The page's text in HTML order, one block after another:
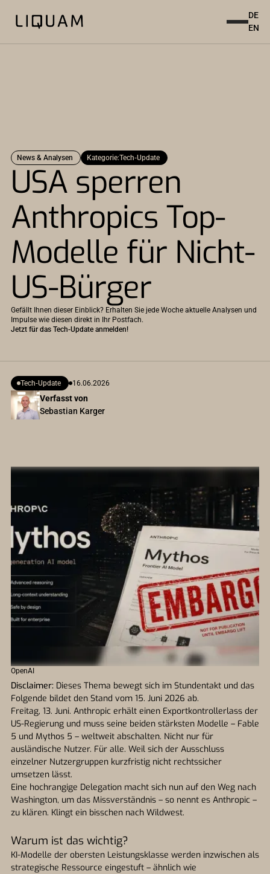
DE
EN
News & Analysen Kategorie:Tech-Update
USA sperren
Anthropics Top-
Modelle für Nicht-
US-Bürger
Gefällt Ihnen dieser Einblick? Erhalten Sie jede Woche aktuelle Analysen und
Impulse wie diesen direkt in Ihr Postfach.
Jetzt für das Tech-Update anmelden!
Verfasst von
Sebastian Karger
Tech-Update 16.06.2026
OpenAI
Disclaimer: Dieses Thema bewegt sich im Stundentakt und das
Folgende bildet den Stand vom 15. Juni 2026 ab.
Freitag, 13. Juni. Anthropic erhält einen Exportkontrollerlass der
US-Regierung und muss seine beiden stärksten Modelle – Fable
5 und Mythos 5 – weltweit abschalten. Nicht nur für
ausländische Nutzer. Für alle. Weil sich der Ausschluss
einzelner Nutzergruppen kurzfristig nicht rechtssicher
umsetzen lässt.
Eine hochrangige Delegation macht sich nun auf den Weg nach
Washington, um das Missverständnis – so nennt es Anthropic –
zu klären. Klingt ein bisschen nach Wildwest.
Warum ist das wichtig?
KI-Modelle der obersten Leistungsklasse werden inzwischen als
strategische Ressource eingestuft – ähnlich wie